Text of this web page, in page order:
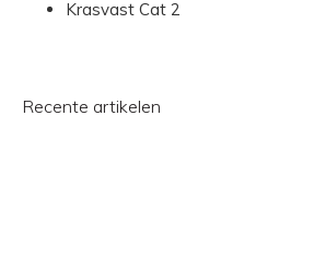
Krasvast Cat 2
Recente artikelen